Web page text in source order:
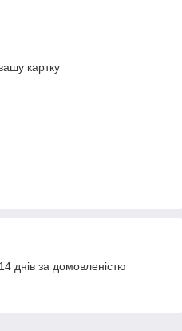
картку
днів за домовленістю